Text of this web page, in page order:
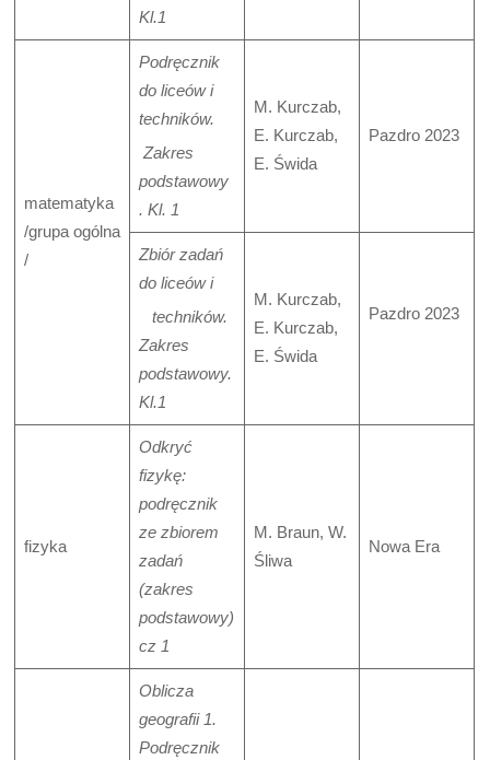
Kl.1
matematyka
/grupa ogólna
/
Podręcznik
do liceów i
techników.
Zakres
podstawowy
. Kl. 1
M. Kurczab,
E. Kurczab,
E. Świda
Pazdro 2023
Zbiór zadań
do liceów i
techników.
Zakres
podstawowy.
Kl.1
M. Kurczab,
E. Kurczab,
E. Świda
Pazdro 2023
fizyka
Odkryć
fizykę:
podręcznik
ze zbiorem
zadań
(zakres
podstawowy)
cz 1
M. Braun, W.
Śliwa
Nowa Era
Oblicza
geografii 1.
Podręcznik